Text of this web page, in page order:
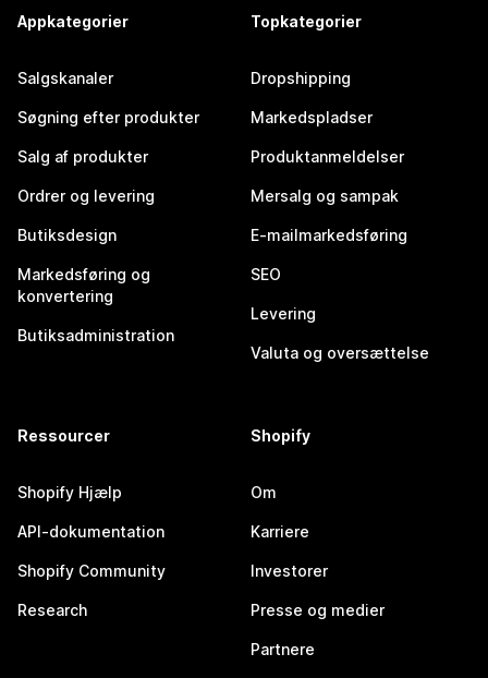
Appkategorier
Salgskanaler
Søgning efter produkter
Salg af produkter
Ordrer og levering
Butiksdesign
Markedsføring og
konvertering
Butiksadministration
Topkategorier
Dropshipping
Markedspladser
Produktanmeldelser
Mersalg og sampak
E-mailmarkedsføring
SEO
Levering
Valuta og oversættelse
Ressourcer
Shopify Hjælp
API-dokumentation
Shopify Community
Research
Shopify
Om
Karriere
Investorer
Presse og medier
Partnere